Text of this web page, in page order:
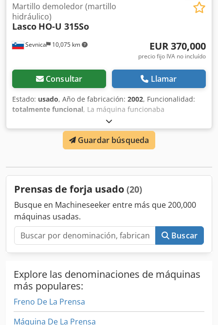
Sevnica 10,075 km
Martillo demoledor (martillo
hidráulico)
Lasco HO-U 315So
EUR 370,000
precio fijo IVA no incluído
Consultar Llamar
Estado: usado, Año de fabricación: 2002, Funcionalidad:
totalmente funcional, La máquina funcionaba
perfectamente antes del desmontaje. Está en buen estado
y no presenta ninguna grieta. Dksdpsyacyxsfx Agxsr
Guardar búsqueda
Prensas de forja usado (20)
Busque en Machineseeker entre más que 200,000
máquinas usadas.
Buscar
Explore las denominaciones de máquinas
más populares:
Freno De La Prensa
Máquina De La Prensa